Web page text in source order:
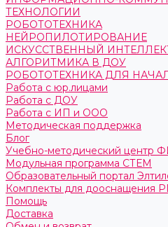
ТЕХНОЛОГИИ
РОБОТОТЕХНИКА
НЕЙРОПИЛОТИРОВАНИЕ
ИСКУССТВЕННЫЙ
АЛГОРИТМИКА В ДОУ
РОБОТОТЕХНИКА ДЛЯ
Работа с юр.лицами
Работа с ДОУ
Работа с ИП и ООО
Методическая поддержка
Блог
Учебно-методический центр
Модульная программа СТЕМ
Образовательный портал
Комплекты для дооснащения
Помощь
Доставка